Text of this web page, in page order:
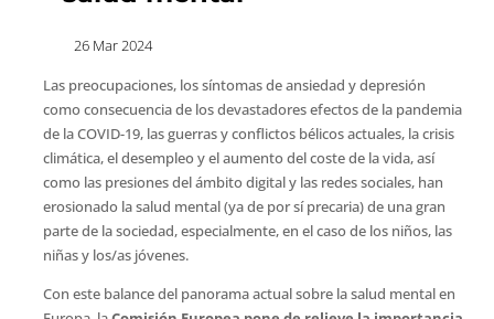
26 Mar 2024
Las preocupaciones, los síntomas de ansiedad y depresión
como consecuencia de los devastadores efectos de la pandemia
de la COVID-19, las guerras y conflictos bélicos actuales, la crisis
climática, el desempleo y el aumento del coste de la vida, así
como las presiones del ámbito digital y las redes sociales, han
erosionado la salud mental (ya de por sí precaria) de una gran
parte de la sociedad, especialmente, en el caso de los niños, las
niñas y los/as jóvenes.
Con este balance del panorama actual sobre la salud mental en